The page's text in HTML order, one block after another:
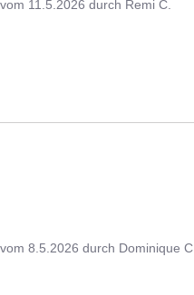
11.5.2026 durch Remi C.
vom8.5.2026 durch Dominique C.